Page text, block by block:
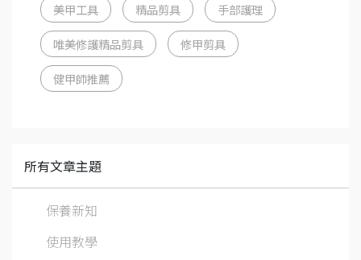
美甲工具 精品剪具 手部護理
唯美修護精品剪具 修甲剪具
健甲師推薦
所有文章主題
保養新知
使用教學